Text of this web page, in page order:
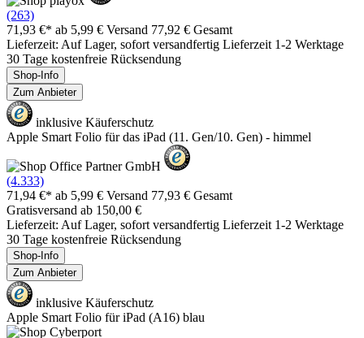
(263)
71,93 €* ab 5,99 € Versand 77,92 € Gesamt
Lieferzeit: Auf Lager, sofort versandfertig Lieferzeit 1-2 Werktage
30 Tage kostenfreie Rücksendung
Shop-Info
Zum Anbieter
inklusive Käuferschutz
Apple Smart Folio für das iPad (11. Gen/10. Gen) - himmel
(4.333)
71,94 €* ab 5,99 € Versand 77,93 € Gesamt
Gratisversand ab 150,00 €
Lieferzeit: Auf Lager, sofort versandfertig Lieferzeit 1-2 Werktage
30 Tage kostenfreie Rücksendung
Shop-Info
Zum Anbieter
inklusive Käuferschutz
Apple Smart Folio für iPad (A16) blau